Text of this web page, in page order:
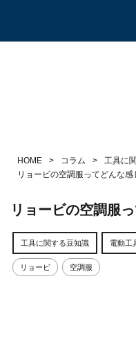
HOME > コラム > 工具に
リョービの空調服ってどんな感
リョービの空調服
工具に関する豆知識 電動工
リョービ 空調服